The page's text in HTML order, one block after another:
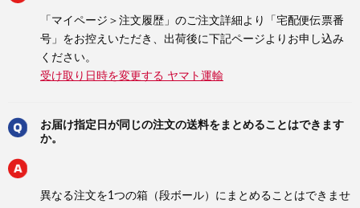
「マイページ＞注文履歴」のご注文詳細より「宅配便伝票番
号」をお控えいただき、出荷後に下記ページよりお申し込み
ください。
受け取り日時を変更する ヤマト運輸
お届け指定日が同じの注文の送料をまとめることはできます
か。
異なる注文を1つの箱（段ボール）にまとめることはできませ